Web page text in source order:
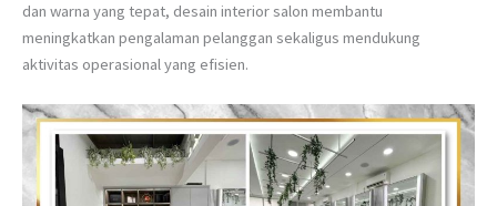
dan warna yang tepat, desain interior salon membantu
meningkatkan pengalaman pelanggan sekaligus mendukung
aktivitas operasional yang efisien.